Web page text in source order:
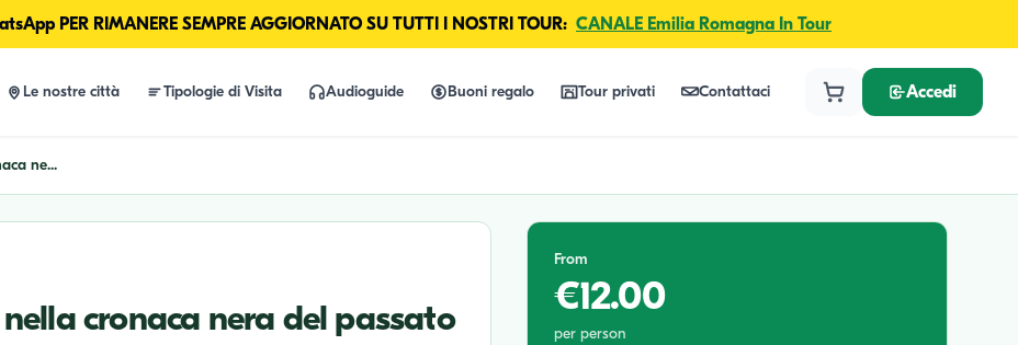
PER RIMANERE SEMPRE AGGIORNATO SU TUTTI I NOSTRI TOUR: CANALE Emilia Romagna In Tour
Le nostre città Tipologie di Visita Audioguide Buoni regalo Tour privati Contattaci Accedi
ne...
cronaca nera del passato
From
€12.00
per person